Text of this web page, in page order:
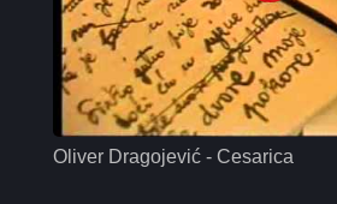
Oliver Dragojević - Cesarica